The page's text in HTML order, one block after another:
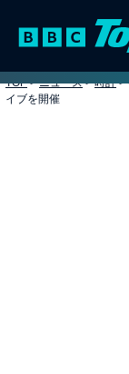
TOP > ニュース > 時計 >
イブを開催